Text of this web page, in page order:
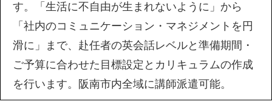
す。「生活に不自由が生まれないように」から
「社内のコミュニケーション・マネジメントを円
滑に」まで、赴任者の英会話レベルと準備期間・
ご予算に合わせた目標設定とカリキュラムの作成
を行います。阪南市内全域に講師派遣可能。